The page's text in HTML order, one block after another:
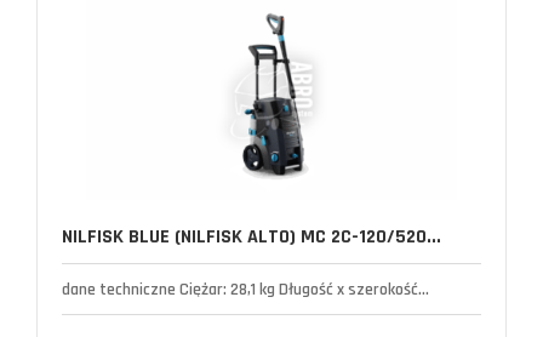
NILFISK BLUE (NILFISK ALTO) MC 2C-120/520...
dane techniczne Ciężar: 28,1 kg Długość x szerokość...